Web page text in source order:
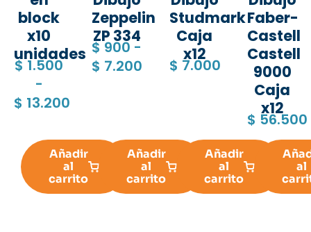
block
x10
unidades
$1.500
-
$ 13.200
Añadir
al
carrito
Zeppelin
ZP 334
$900 -
$ 7.200
Añadir
al
carrito
Studmark
Caja
x12
$ 7.000
Añadir
al
carrito
Faber-
Castell
Castell
9000
Caja
x12
$ 56.500
al